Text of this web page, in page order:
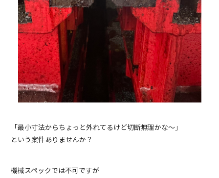
「最小寸法からちょっと外れてるけど切断無理かな～」
という案件ありませんか？
機械スペックでは不可ですが